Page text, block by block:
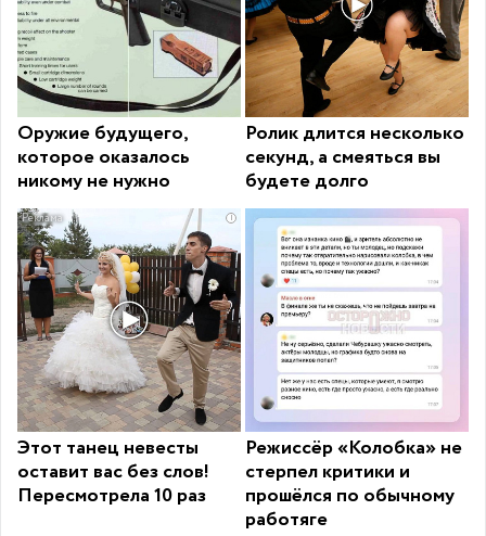
Оружие будущего,
которое оказалось
никому не нужно
Ролик длится несколько
секунд, а смеяться вы
будете долго
i
Этот танец невесты
оставит вас без слов!
Пересмотрела 10 раз
Режиссёр «Колобка» не
стерпел критики и
прошёлся по обычному
работяге